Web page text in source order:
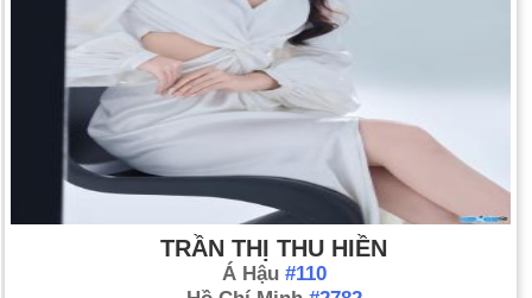
TRẦN THỊ THU HIỀN
Á Hậu #110